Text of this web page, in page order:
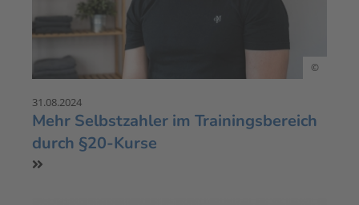
©
31.08.2024
Mehr Selbstzahler im Trainingsbereich
durch §20-Kurse